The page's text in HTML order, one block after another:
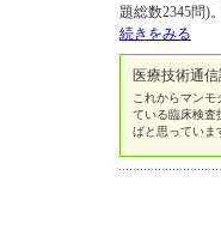
題総数2345問)
続きをみる
医療技術通
これからマンモ
ている臨床検査
ばと思っていま